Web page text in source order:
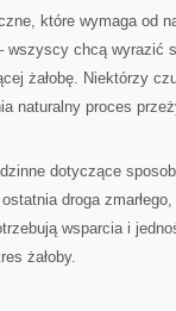
które wymaga od
wszyscy chcą wyrazić
żałobę. Niektórzy
naturalny proces
dotyczące
droga
wsparcia i
żałoby.